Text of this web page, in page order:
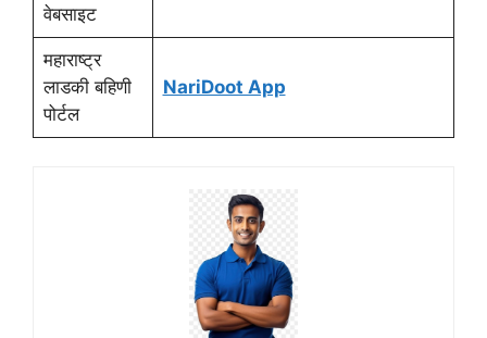
वेबसाइट
महाराष्ट्र
लाडकी बहिणी
पोर्टल
NariDoot App